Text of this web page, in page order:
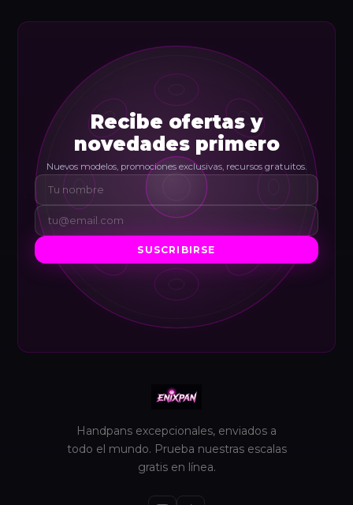
Recibe ofertas y
novedades primero
Nuevos modelos, promociones exclusivas, recursos gratuitos.
SUSCRIBIRSE
Handpans excepcionales, enviados a
todo el mundo. Prueba nuestras escalas
gratis en línea.